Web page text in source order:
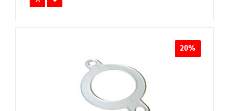
20%